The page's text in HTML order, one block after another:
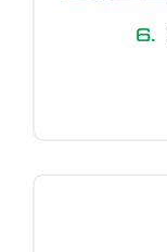
6.